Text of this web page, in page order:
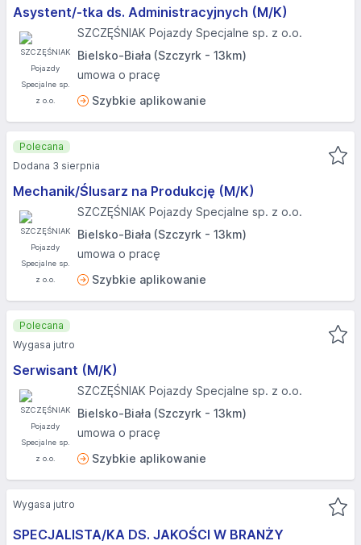
Asystent/-tka ds. Administracyjnych (M/K)
SZCZĘŚNIAK Pojazdy Specjalne sp. z o.o.
Bielsko-Biała (Szczyrk - 13km)
umowa o pracę
Szybkie aplikowanie
Mechanik/Ślusarz na Produkcję (M/K)
SZCZĘŚNIAK Pojazdy Specjalne sp. z o.o.
Bielsko-Biała (Szczyrk - 13km)
umowa o pracę
Szybkie aplikowanie
Polecana
Dodana 3 sierpnia
Serwisant (M/K)
SZCZĘŚNIAK Pojazdy Specjalne sp. z o.o.
Bielsko-Biała (Szczyrk - 13km)
umowa o pracę
Szybkie aplikowanie
Polecana
Wygasa jutro
SPECJALISTA/KA DS. JAKOŚCI W BRANŻY
Wygasa jutro